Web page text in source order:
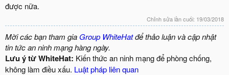
được nữa.
Chỉnh sửa lần cuối: 19/03/2018
Mời các bạn tham gia Group WhiteHatđể thảo luận và cập nhật
tin tức an ninh mạng hàng ngày.
Lưu ý từ WhiteHat: Kiến thức an ninh mạng để phòng chống,
không làm điều xấu. Luật pháp liên quan